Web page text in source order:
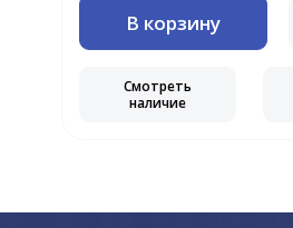
В корзину
Смотреть
наличие